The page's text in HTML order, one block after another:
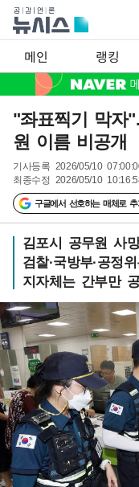
메인 랭킹
"좌표찍기 막자
원 이름 비공개
기사등록 2026/05/10
최종수정 2026/05/10
구글에서 선호하는 매체로 추
김포시 공무원 사
검찰·국방부·공정
지자체는 간부만